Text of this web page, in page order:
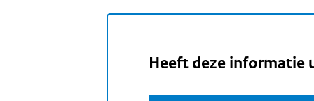
Heeft deze informatie